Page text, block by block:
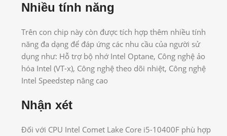
Nhiều tính năng
Trên con chip này còn được tích hợp thêm nhiều tính
năng đa dạng để đáp ứng các nhu cầu của người sử
dụng như: Hỗ trợ bộ nhớ Intel Optane, Công nghệ ảo
hóa Intel (VT-x), Công nghệ theo dõi nhiệt, Công nghệ
Intel Speedstep nâng cao
Nhận xét
Đối với CPU Intel Comet Lake Core i5-10400F phù hợp